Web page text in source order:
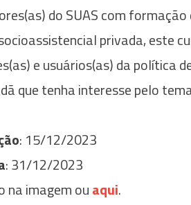
do SUAS com
privada, este
e usuários(as) da política
que tenha interesse pelo
: 15/12/2023
: 31/12/2023
na imagem ouaqui.